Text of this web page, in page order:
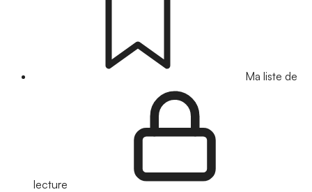
Ma liste de
lecture